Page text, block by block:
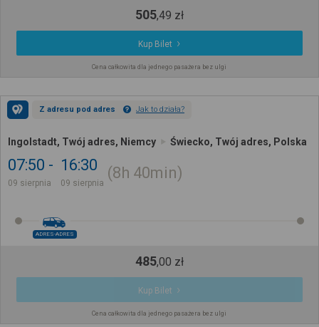
505,49 zł
Kup Bilet
Cena całkowita dla jednego pasażera bez ulgi
Z adresu pod adres Jak to działa?
Ingolstadt, Twój adres, Niemcy Świecko, Twój adres, Polska
07:50
09 sierpnia
16:30
09 sierpnia
8h 40min
ADRES-ADRES
485,00 zł
Kup Bilet
Cena całkowita dla jednego pasażera bez ulgi